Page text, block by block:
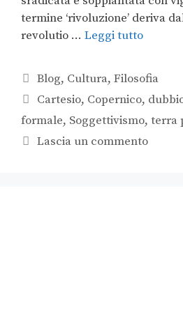
termine ‘rivoluzione’ deriva
revolutio … Leggi tutto
Blog, Cultura,Filosofia
Cartesio, Copernico,
formale, Soggettivismo, terra
Lascia un commento